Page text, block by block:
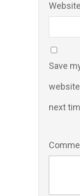
Website
Save
next